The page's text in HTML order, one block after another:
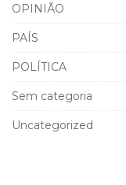
OPINIÃO
PAÍS
POLÍTICA
Sem categoria
Uncategorized